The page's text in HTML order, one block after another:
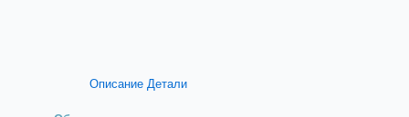
Описание Детали